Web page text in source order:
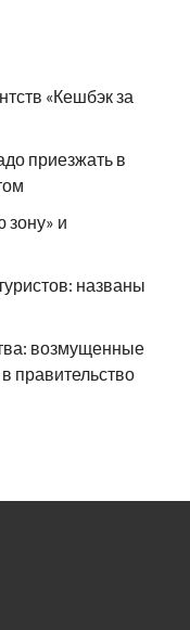
«Кешбэк за
приезжать в
зону» и
названы
возмущенные
правительство